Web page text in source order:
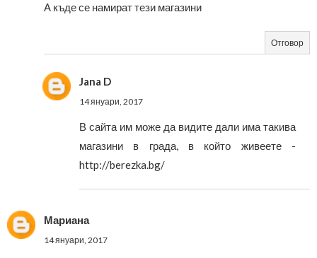
А къде се намират тези магазини
Отговор
Jana D
14 януари, 2017
В сайта им може да видите дали има такива
магазини в града, в който живеете -
http://berezka.bg/
Мариана
14 януари, 2017